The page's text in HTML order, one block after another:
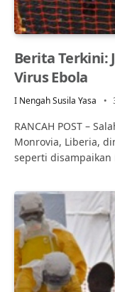
Berita Terkini:
Virus Ebola
I Nengah Susila Yasa
RANCAH POST –
Monrovia, Liberia,
seperti disampaikan